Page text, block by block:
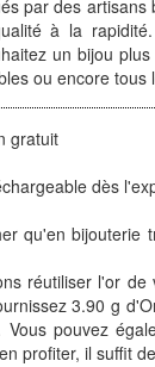
par des
à la
un bijou
ou encore tous
gratuit
dès
qu'en bijouterie
réutiliser l'or
3.90 g
Vous pouvez
profiter, il suffit